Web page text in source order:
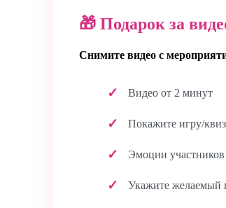
🎁 Подарок за
Снимите видео с
Видео от 2 минут
Покажите игру/
Эмоции участников
Укажите желаемый